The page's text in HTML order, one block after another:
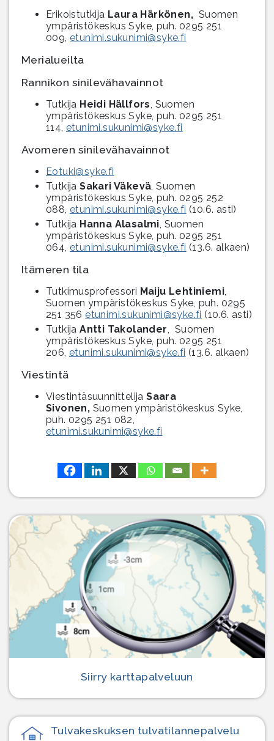
Erikoistutkija Laura Härkönen, Suomen
ympäristökeskus Syke, puh. 0295 251
009, etunimi.sukunimi@syke.fi
Merialueilta
Rannikon sinilevähavainnot
Tutkija Heidi Hällfors, Suomen
ympäristökeskus Syke, puh. 0295 251
114, etunimi.sukunimi@syke.fi
Avomeren sinilevähavainnot
Eotuki@syke.fi
TutkijaSakari Väkevä, Suomen
ympäristökeskus Syke, puh. 0295 252
088, etunimi.sukunimi@syke.fi (10.6. asti)
Tutkija Hanna Alasalmi, Suomen
ympäristökeskus Syke, puh. 0295 251
064, etunimi.sukunimi@syke.fi (13.6. alkaen)
Itämeren tila
Tutkimusprofessori Maiju Lehtiniemi,
Suomen ympäristökeskus Syke, puh. 0295
251 356etunimi.sukunimi@syke.fi (10.6. asti)
TutkijaAntti Takolander, Suomen
ympäristökeskus Syke, puh. 0295 251
206, etunimi.sukunimi@syke.fi (13.6. alkaen)
Viestintä
ViestintäsuunnittelijaSaara
Sivonen, Suomen ympäristökeskus Syke,
puh. 0295 251 082,
etunimi.sukunimi@syke.fi
Siirry karttapalveluun
Tulvakeskuksen tulvatilanne­palvelu